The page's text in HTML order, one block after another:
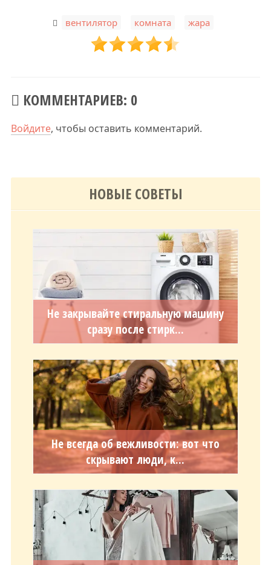
вентилятор комната жара
КОММЕНТАРИЕВ: 0
Войдите, чтобы оставить комментарий.
НОВЫЕ СОВЕТЫ
Не закрывайте стиральную машину
сразу после стирк...
Не всегда об вежливости: вот что
скрывают люди, к...